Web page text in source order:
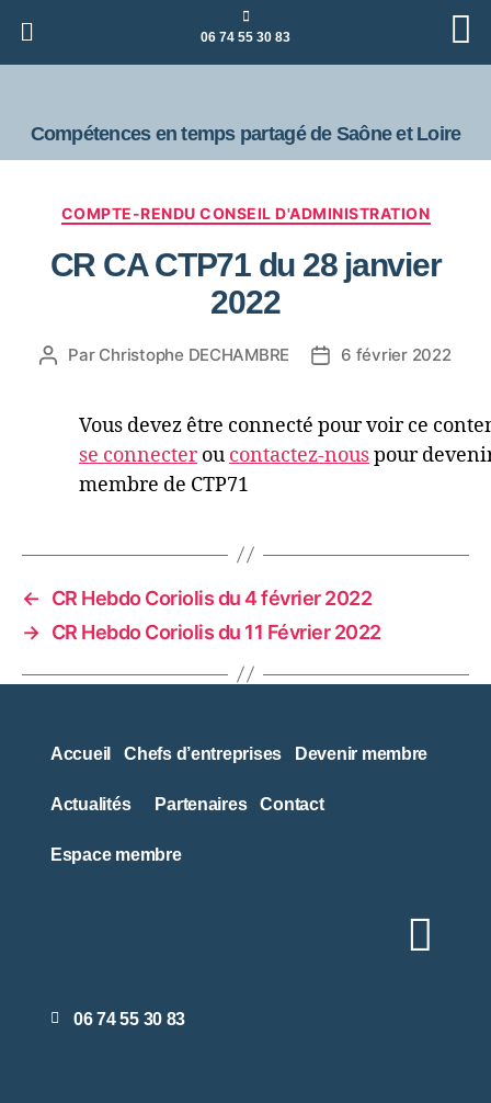
06 74 55 30 83
Compétences en temps partagé de Saône et Loire
COMPTE-RENDU CONSEIL D'ADMINISTRATION
CR CA CTP71 du 28 janvier
2022
Par Christophe DECHAMBRE 6 février 2022
Vous devez être connecté pour voir ce
se connecterou contactez-nouspour
membre de CTP71
←
CR Hebdo Coriolis du 4 février 2022
→ CR Hebdo Coriolis du 11 Février 2022
Accueil Chefs d’entreprises Devenir membre
Actualités Partenaires Contact
Espace membre
06 74 55 30 83